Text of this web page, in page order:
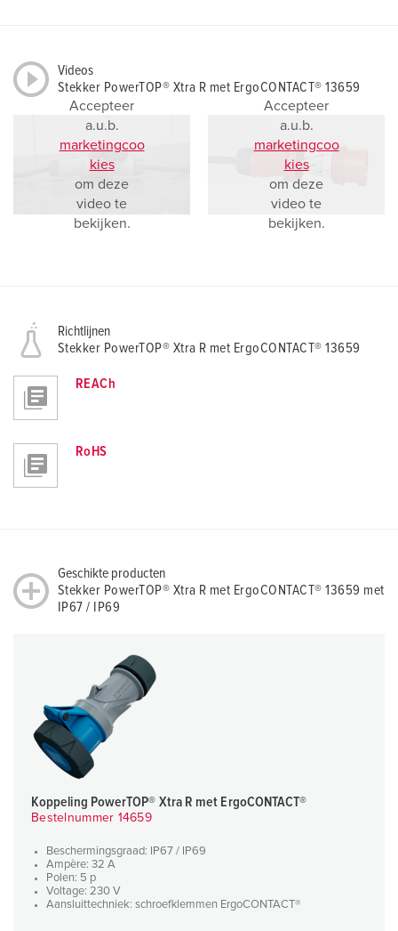
Videos
Stekker PowerTOP® Xtra R met ErgoCONTACT® 13659
Accepteer
a.u.b.
marketingcoo
kies
om deze
video te
bekijken.
Accepteer
a.u.b.
marketingcoo
kies
om deze
video te
bekijken.
Richtlijnen
Stekker PowerTOP® Xtra R met ErgoCONTACT® 13659
REACh
RoHS
Geschikte producten
Stekker PowerTOP® Xtra R met ErgoCONTACT® 13659 met
IP67 / IP69
Koppeling PowerTOP® Xtra R met ErgoCONTACT®
Bestelnummer 14659
Beschermingsgraad: IP67 / IP69
Ampère: 32 A
Polen: 5 p
Voltage: 230 V
Aansluittechniek: schroefklemmen ErgoCONTACT®